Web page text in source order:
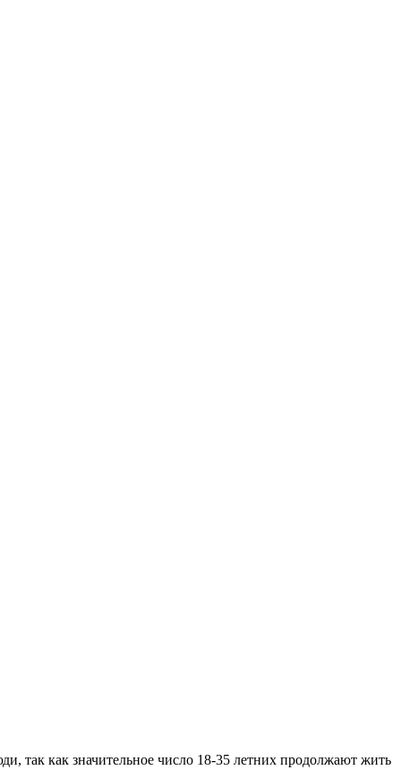
так как значительное число 18-35 летних продолжают жить